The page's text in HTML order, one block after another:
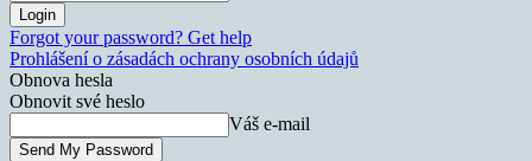
Forgot your password? Get help
Prohlášení o zásadách ochrany osobních údajů
Obnova hesla
Obnovit své heslo
Váš e-mail